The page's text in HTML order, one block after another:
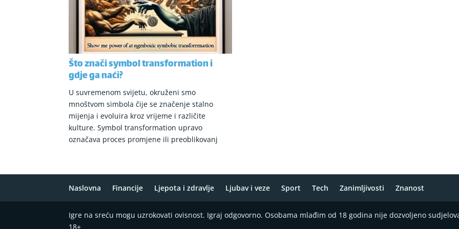
Što znači symbol transformation i
gdje ga naći?
U suvremenom svijetu, okruženi smo
mnoštvom simbola čije se značenje stalno
mijenja i evoluira kroz vrijeme i različite
kulture. Symbol transformation upravo
označava proces promjene ili preoblikovanj
Naslovna Financije Ljepota i zdravlje Ljubav i veze Sport Tech Zanimljivosti Znanost
Igre na sreću mogu uzrokovati ovisnost. Igraj odgovorno. Osobama mlađim od 18 godina nije dozvoljeno
18+